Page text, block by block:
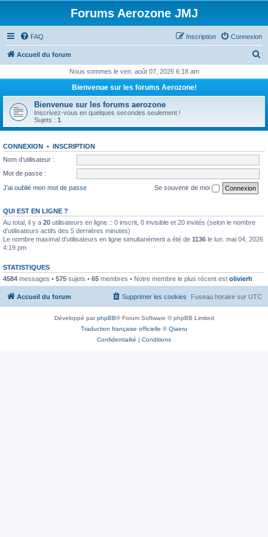
Forums Aerozone JMJ
FAQ Connexion
Inscription
Accueil du forum
h
r
Nous sommes le ven. août 07, 2026 6:18 am
Bienvenue sur les forums Aerozone!
Bienvenue sur les forums aerozone
Inscrivez-vous en quelques secondes seulement !
Sujets : 1
CONNEXION • INSCRIPTION
Nom d’utilisateur :
Mot de passe :
J’ai oublié mon mot de passe
Se souvenir de moi
QUI EST EN LIGNE ?
Au total, il y a 20 utilisateurs en ligne :: 0 inscrit, 0 invisible et 20 invités (selon le nombre
d’utilisateurs actifs des 5 dernières minutes)
Le nombre maximal d’utilisateurs en ligne simultanément a été de 1136 le lun. mai 04, 2026
4:19 pm
STATISTIQUES
4584 messages • 575 sujets • 65 membres • Notre membre le plus récent est olivierh
Accueil du forum Fuseau horaire sur UTC
Supprimer les cookies
Développé parphpBB® Forum Software © phpBB Limited
Traduction française officielle ©Qiaeru
Confidentialité | Conditions